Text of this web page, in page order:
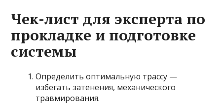
Чек-лист для эксперта по
прокладке и подготовке
системы
Определить оптимальную трассу —
избегать затенения, механического
травмирования.